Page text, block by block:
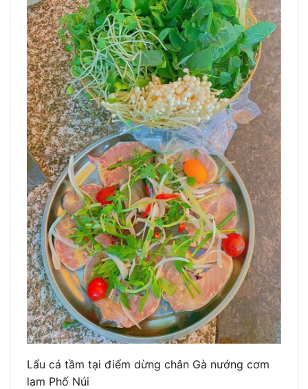
Lẩu cá tầm tại điểm dừng chân Gà nướng cơm
lam Phố Núi